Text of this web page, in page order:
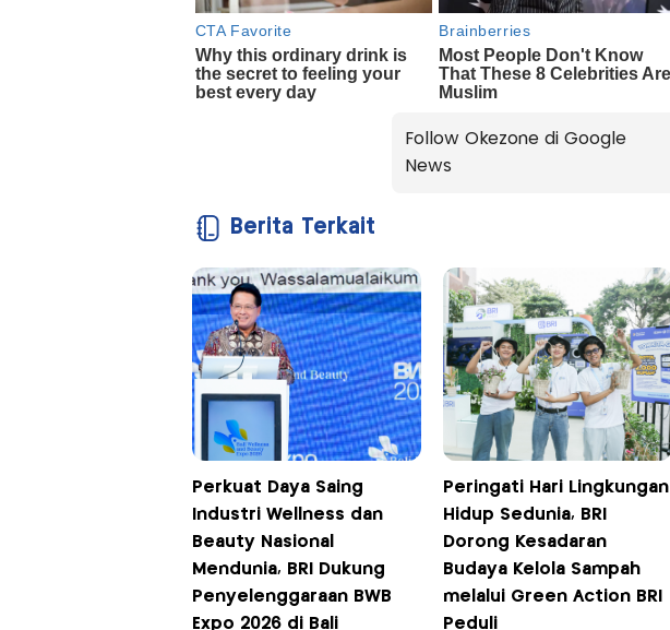
Follow Okezone di Google
News
Berita Terkait
Perkuat Daya Saing
Industri Wellness dan
Beauty Nasional
Mendunia, BRI Dukung
Penyelenggaraan BWB
Expo 2026 di Bali
Peringati Hari Lingkungan
Hidup Sedunia, BRI
Dorong Kesadaran
Budaya Kelola Sampah
melalui Green Action BRI
Peduli